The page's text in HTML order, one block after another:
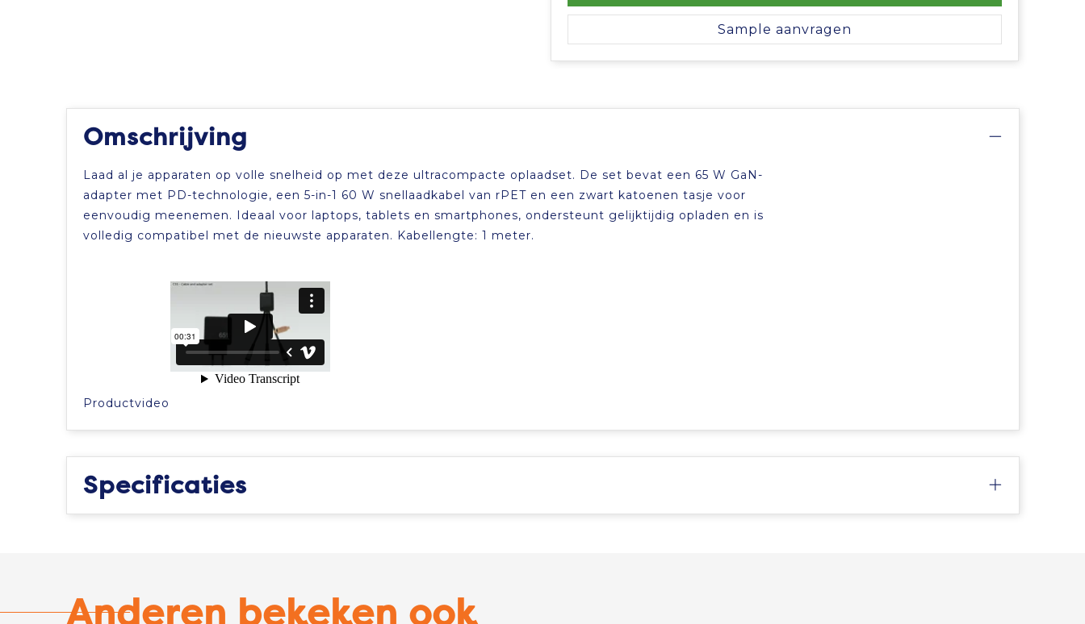
Sample aanvragen
Omschrijving
Laad al je apparaten op volle snelheid op met deze ultracompacte oplaadset. De set bevat een 65 W GaN-
adapter met PD-technologie, een 5-in-1 60 W snellaadkabel van rPET en een zwart katoenen tasje voor
eenvoudig meenemen. Ideaal voor laptops, tablets en smartphones, ondersteunt gelijktijdig opladen en is
volledig compatibel met de nieuwste apparaten. Kabellengte: 1 meter.
Productvideo
Specificaties
Anderen bekeken ook